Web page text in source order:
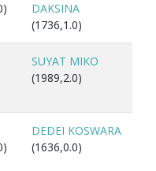
DAKSINA
(1736,1.0)
SUYAT MIKO
(1989,2.0)
DEDEI KOSWARA
(1636,0.0)